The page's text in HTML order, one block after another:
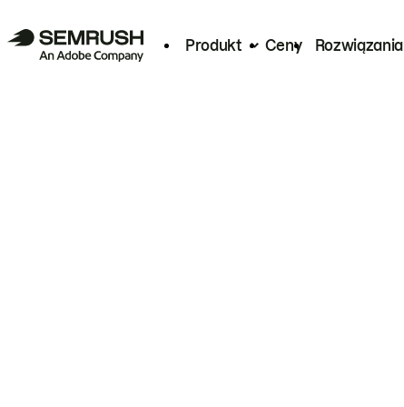
Produkt Ceny Rozwiązania